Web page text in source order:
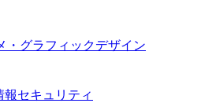
・グラフィックデザイン
セキュリティ